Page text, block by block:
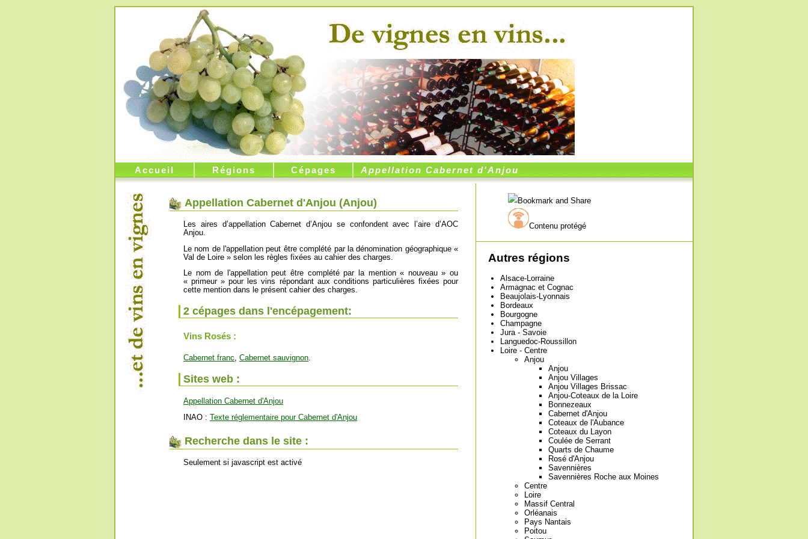
Accueil Régions Cépages Appellation Cabernet d'Anjou
Contenu protégé
Autres régions
Alsace-Lorraine
Armagnac et Cognac
Beaujolais-Lyonnais
Bordeaux
Bourgogne
Champagne
Jura - Savoie
Languedoc-Roussillon
Loire - Centre
Anjou
Anjou
Anjou Villages
Anjou Villages Brissac
Anjou-Coteaux de la Loire
Bonnezeaux
Cabernet d'Anjou
Coteaux de l'Aubance
Coteaux du Layon
Coulée de Serrant
Quarts de Chaume
Rosé d'Anjou
Savennières
Savennières Roche aux Moines
Centre
Loire
Massif Central
Orléanais
Pays Nantais
Poitou
Appellation Cabernet d'Anjou (Anjou)
Les aires d’appellation Cabernet d’Anjou se confondent avec l’aire d’AOC
Anjou.
Le nom de l'appellation peut être complété par la dénomination géographique «
Val de Loire » selon les règles fixées au cahier des charges.
Le nom de l'appellation peut être complété par la mention « nouveau » ou
« primeur » pour les vins répondant aux conditions particulières fixées pour
cette mention dans le présent cahier des charges.
2 cépages dans l'encépagement:
Vins Rosés :
Cabernet franc, Cabernet sauvignon.
Sites web :
Appellation Cabernet d'Anjou
INAO : Texte réglementaire pour Cabernet d'Anjou
Recherche dans le site :
Seulement si javascript est activé